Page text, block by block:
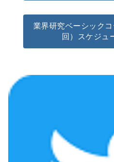
業界研究ベーシック
回）スケジュ